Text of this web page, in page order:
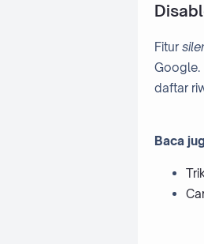
Fitur
daftar
Baca